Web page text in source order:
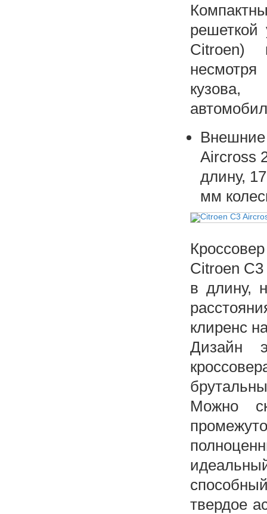
Citroen)
кузова,
Внешние
Aircross
длину,
мм
Citroen
в длину,
клиренс
Дизайн
Можно
твердое